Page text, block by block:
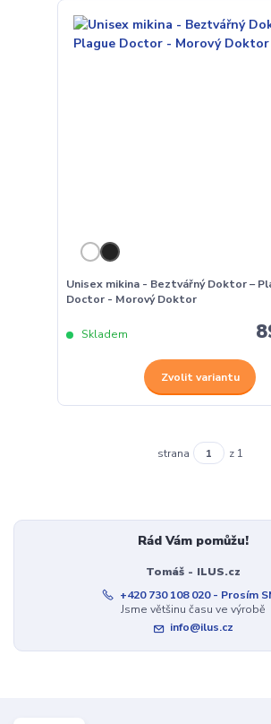
Unisex mikina - Beztvářný Doktor –
Doctor - Morový Doktor
Skladem
Zvolit variantu
strana z 1
Rád Vám pomůžu!
Tomáš - ILUS.cz
+420 730 108 020 - Prosím
Jsme většinu času ve výrobě
info@ilus.cz